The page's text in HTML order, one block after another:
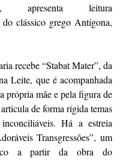
apresenta leitura
do clássico grego Antígona,
recebe “Stabat Mater”, da
Leite, que é acompanhada
própria mãe e pela figura de
de forma rígida temas
inconciliáveis. Há a estreia
Transgressões”, um
a partir da obra do